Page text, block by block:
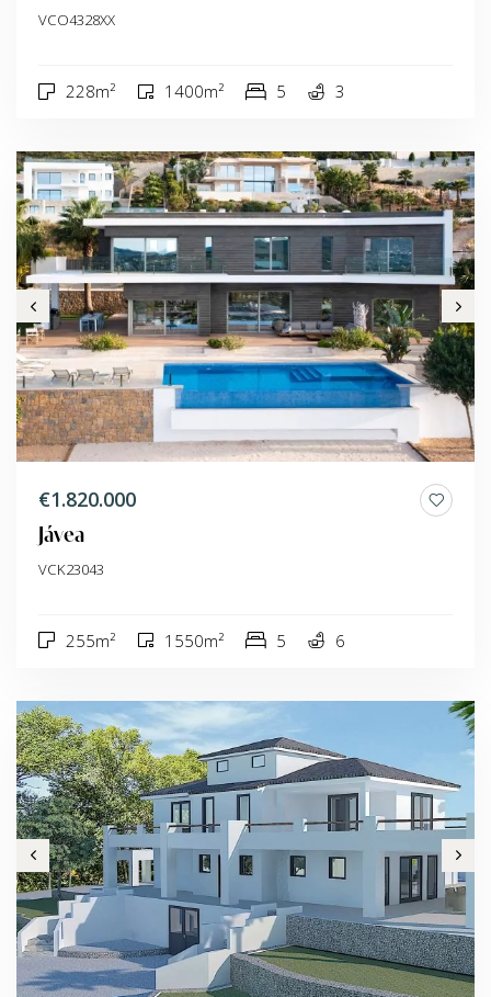
VCO4328XX
228m² 1400m² 5 3
€1.820.000
Jávea
VCK23043
255m² 1550m² 5 6